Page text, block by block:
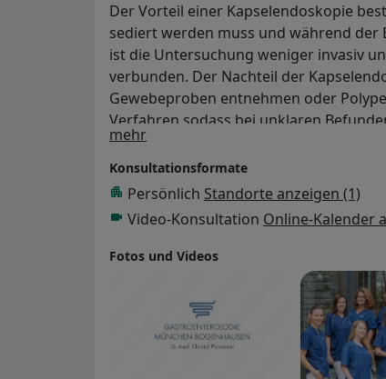
Der Vorteil einer Kapselendoskopie
sediert werden muss und während der
ist die Untersuchung weniger invasiv
verbunden. Der Nachteil der
Gewebeproben entnehmen oder
Verfahren sodass bei unklaren
erfolgen kann. Außerdem bedarf es
mehrÜber mich
Konsultationsformate
Persönlich Standorte anzeigen (1)
Video-Konsultation Online-Kalender
Fotos und Videos